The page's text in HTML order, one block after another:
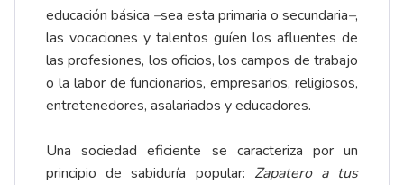
educación básica –sea esta primaria o secundaria–,
las vocaciones y talentos guíen los afluentes de
las profesiones, los oficios, los campos de trabajo
o la labor de funcionarios, empresarios, religiosos,
entretenedores, asalariados y educadores.
Una sociedad eficiente se caracteriza por un
principio de sabiduría popular: Zapatero a tus